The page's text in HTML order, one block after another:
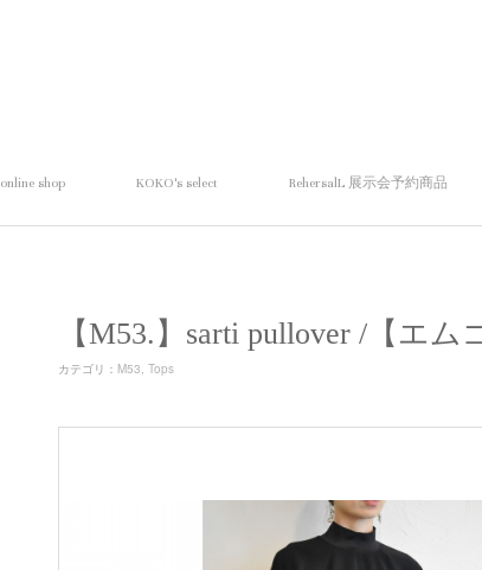
online shop KOKO's select RehersalL 展示会予約商品
【M53.】sarti pullover /【エ
カテゴリ ： M53 Tops